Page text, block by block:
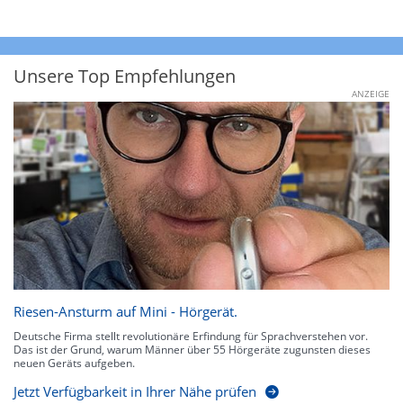
Unsere Top Empfehlungen
ANZEIGE
Riesen-Ansturm auf Mini - Hörgerät.
Deutsche Firma stellt revolutionäre Erfindung für Sprachverstehen vor.
Das ist der Grund, warum Männer über 55 Hörgeräte zugunsten dieses
neuen Geräts aufgeben.
Jetzt Verfügbarkeit in Ihrer Nähe prüfen